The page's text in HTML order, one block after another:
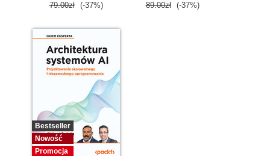
79.00zł (-37%) 89.00zł (-37%)
Bestseller
Nowość
Promocja